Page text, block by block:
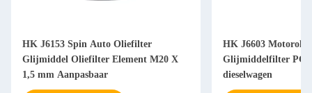
HK J6153 Spin Auto Oliefilter
Glijmiddel Oliefilter Element M20 X
1,5 mm Aanpasbaar
HK J6603
Glijmiddelfilter
dieselwagen